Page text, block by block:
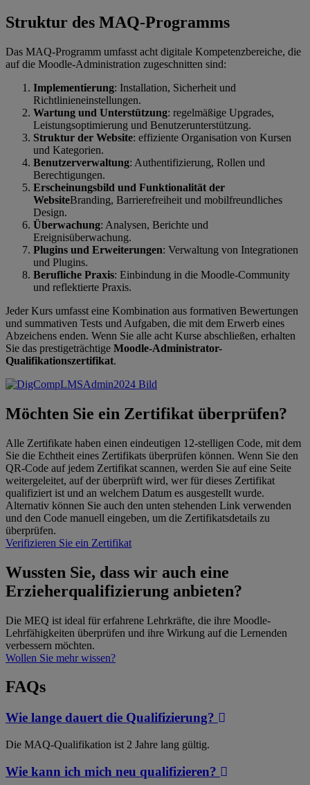
Struktur des MAQ-Programms
Das MAQ-Programm umfasst acht digitale Kompetenzbereiche, die
auf die Moodle-Administration zugeschnitten sind:
Implementierung: Installation, Sicherheit und
Richtlinieneinstellungen.
Wartung und Unterstützung: regelmäßige Upgrades,
Leistungsoptimierung und Benutzerunterstützung.
Struktur der Website: effiziente Organisation von Kursen
und Kategorien.
Benutzerverwaltung: Authentifizierung, Rollen und
Berechtigungen.
Erscheinungsbild und Funktionalität der
WebsiteBranding, Barrierefreiheit und mobilfreundliches
Design.
Überwachung: Analysen, Berichte und
Ereignisüberwachung.
Plugins und Erweiterungen: Verwaltung von Integrationen
und Plugins.
Berufliche Praxis: Einbindung in die Moodle-Community
und reflektierte Praxis.
Jeder Kurs umfasst eine Kombination aus formativen Bewertungen
und summativen Tests und Aufgaben, die mit dem Erwerb eines
Abzeichens enden. Wenn Sie alle acht Kurse abschließen, erhalten
Sie das prestigeträchtige Moodle-Administrator-
Qualifikationszertifikat.
Möchten Sie ein Zertifikat überprüfen?
Alle Zertifikate haben einen eindeutigen 12-stelligen Code, mit dem
Sie die Echtheit eines Zertifikats überprüfen können. Wenn Sie den
QR-Code auf jedem Zertifikat scannen, werden Sie auf eine Seite
weitergeleitet, auf der überprüft wird, wer für dieses Zertifikat
qualifiziert ist und an welchem Datum es ausgestellt wurde.
Alternativ können Sie auch den unten stehenden Link verwenden
und den Code manuell eingeben, um die Zertifikatsdetails zu
überprüfen.
Verifizieren Sie ein Zertifikat
Wussten Sie, dass wir auch eine
Erzieherqualifizierung anbieten?
Die MEQ ist ideal für erfahrene Lehrkräfte, die ihre Moodle-
Lehrfähigkeiten überprüfen und ihre Wirkung auf die Lernenden
verbessern möchten.
Wollen Sie mehr wissen?
FAQs
Wie lange dauert die Qualifizierung?
Die MAQ-Qualifikation ist 2 Jahre lang gültig.
Wie kann ich mich neu qualifizieren?